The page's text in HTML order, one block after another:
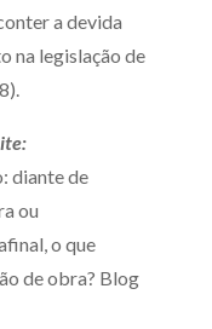
a devida
na legislação de
diante de
ou
o que
de obra? Blog